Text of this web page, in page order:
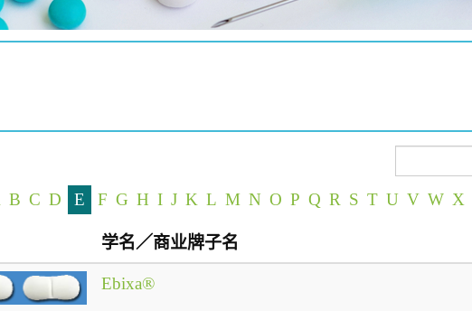
B C D E F G H I J K L M N O P Q R S T U V W X
学名／商业牌子名
Ebixa®